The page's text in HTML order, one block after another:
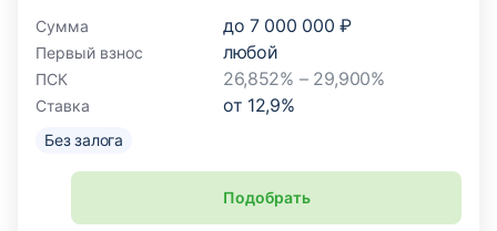
Сумма
до 7 000 000 ₽
Первый взнос любой
ПСК 26,852% – 29,900%
Ставка от 12,9%
Без залога
Подобрать